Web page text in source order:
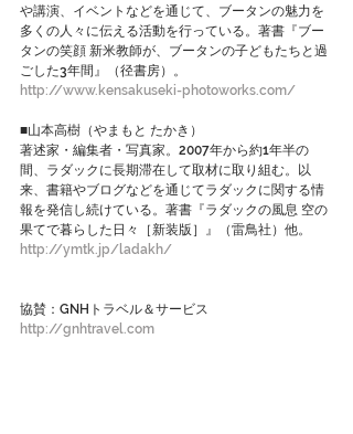
や講演、イベントなどを通じて、ブータンの魅力を
多くの人々に伝える活動を行っている。著書『ブー
タンの笑顔 新米教師が、ブータンの子どもたちと過
ごした3年間』（径書房）。
http://www.kensakuseki-photoworks.com/
■山本高樹（やまもと たかき）
著述家・編集者・写真家。2007年から約1年半の
間、ラダックに長期滞在して取材に取り組む。以
来、書籍やブログなどを通じてラダックに関する情
報を発信し続けている。著書『ラダックの風息 空の
果てで暮らした日々［新装版］』（雷鳥社）他。
http://ymtk.jp/ladakh/
協賛：GNHトラベル＆サービス
http://gnhtravel.com